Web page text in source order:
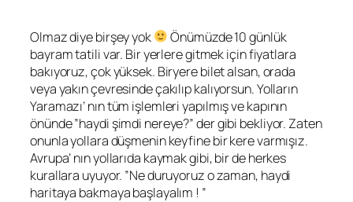
Olmaz diye birşey yok
Önümüzde 10 günlük
bayram tatili var. Bir yerlere gitmek için fiyatlara
bakıyoruz, çok yüksek. Biryere bilet alsan, orada
veya yakın çevresinde çakılıp kalıyorsun. Yolların
Yaramazı’ nın tüm işlemleri yapılmış ve kapının
önünde ”haydi şimdi nereye?” der gibi bekliyor. Zaten
onunla yollara düşmenin keyfine bir kere varmışız.
Avrupa’ nın yollarıda kaymak gibi, bir de herkes
kurallara uyuyor. ”Ne duruyoruz o zaman, haydi
haritaya bakmaya başlayalım ! ”